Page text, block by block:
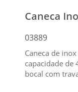
Caneca
03889
Caneca de
capacidade de
bocal com